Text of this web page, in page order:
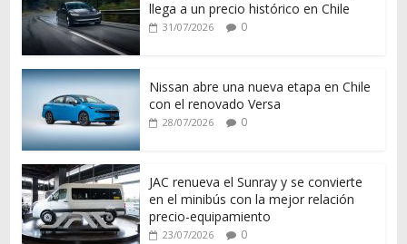
llega a un precio histórico en Chile
31/07/2026 0
Nissan abre una nueva etapa en Chile
con el renovado Versa
28/07/2026 0
JAC renueva el Sunray y se convierte
en el minibús con la mejor relación
precio-equipamiento
23/07/2026 0